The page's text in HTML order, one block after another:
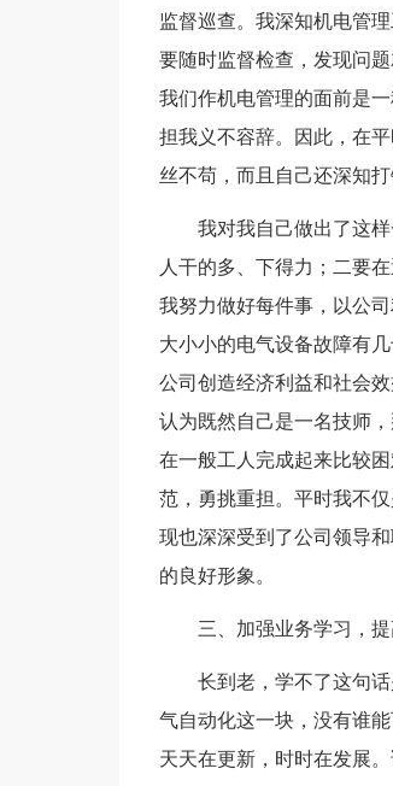
监督巡查。我深知机电管
要随时监督检查，发现问
我们作机电管理的面前是
担我义不容辞。因此，在
丝不苟，而且自己还深知打
我对我自己做出了这
人干的多、下得力；二要
我努力做好每件事，以公
大小小的电气设备故障有
公司创造经济利益和社会
认为既然自己是一名技师
在一般工人完成起来比较
范，勇挑重担。平时我不
现也深深受到了公司领导
的良好形象。
三、加强业务学习，
长到老，学不了这句
气自动化这一块，没有谁
天天在更新，时时在发展